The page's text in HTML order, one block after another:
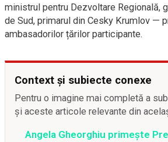
ministrul pentru Dezvoltare Regională,
de Sud, primarul din Cesky Krumlov —
ambasadorilor țărilor participante.
Context și subiecte conexe
Pentru o imagine mai completă a
și aceste articole relevante din
Angela Gheorghiu primește